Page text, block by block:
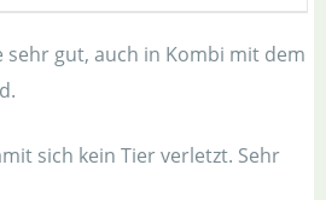
sehr gut, auch in Kombi mit dem
sich kein Tier verletzt. Sehr